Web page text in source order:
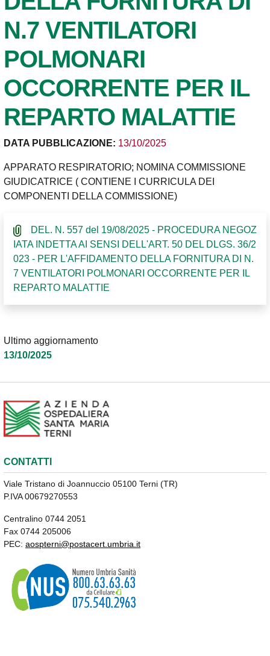
N.7 VENTILATORI
POLMONARI
OCCORRENTE PER IL
REPARTO MALATTIE
DATA PUBBLICAZIONE: 13/10/2025
APPARATO RESPIRATORIO; NOMINA COMMISSIONE
GIUDICATRICE ( CONTIENE I CURRICULA DEI
COMPONENTI DELLA COMMISSIONE)
DEL. N. 557 del 19/08/2025 - PROCEDURA NEGOZ
IATA INDETTA AI SENSI DELL'ART. 50 DEL DLGS. 36/2
023 - PER L'AFFIDAMENTO DELLA FORNITURA DI N.
7 VENTILATORI POLMONARI OCCORRENTE PER IL
REPARTO MALATTIE
Ultimo aggiornamento
13/10/2025
CONTATTI
Viale Tristano di Joannuccio 05100 Terni (TR)
P.IVA 00679270553
Centralino 0744 2051
Fax 0744 205006
PEC: aospterni@postacert.umbria.it